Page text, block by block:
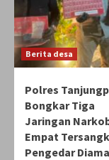
Berita desa
Polres
Bongkar Tiga
Jaringan
Empat
Pengedar